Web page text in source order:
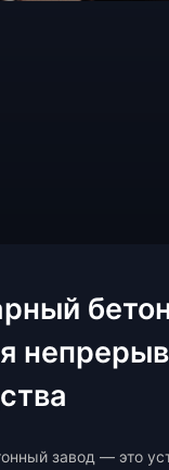
завод — это